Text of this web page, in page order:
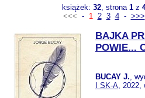
książek: 32, strona 1z
<<< - 1 2 3 4- >>>
BAJKA
POWIE...
BUCAY J.,
I SK-A, 2022,